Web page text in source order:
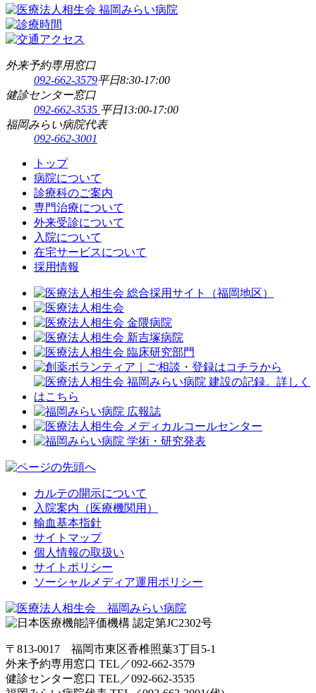
外来予約専用窓口
092-662-3579平日8:30-17:00
健診センター窓口
092-662-3535 平日13:00-17:00
福岡みらい病院代表
092-662-3001
トップ
病院について
診療科のご案内
専門治療について
外来受診について
入院について
在宅サービスについて
採用情報
カルテの開示について
入院案内（医療機関用）
輸血基本指針
サイトマップ
個人情報の取扱い
サイトポリシー
ソーシャルメディア運用ポリシー
〒813-0017 福岡市東区香椎照葉3丁目5-1
外来予約専用窓口 TEL／092-662-3579
健診センター窓口 TEL／092-662-3535